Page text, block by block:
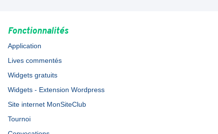
Fonctionnalités
Application
Lives commentés
Widgets gratuits
Widgets - Extension Wordpress
Site internet MonSiteClub
Tournoi